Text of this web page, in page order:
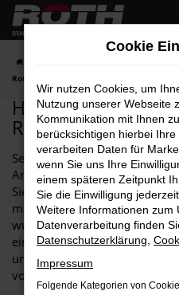
Zum
Hauptinhalt
Roth GmbH – Qualität, die überzeugt
Hyundai
Roth GmbH –
Seit über 90 Jahren ist AR
Ansprechpartner für Hyundai
Sie eine große Auswahl an
maximal ein Jahr alt sind und
wurden. Ein Hyundai
eines fast neuen Autos zu
und das mit der vollen
von Hyundai erwarten.
Cookie
Wir nutzen Cookies, um
Nutzung unserer Webseite
Kommunikation mit Ihnen
berücksichtigen hierbei
verarbeiten Daten für
wenn Sie uns Ihre
einem späteren Zeitpunkt
Sie die Einwilligung
Weitere Informationen zum
Datenverarbeitung finden
Datenschutzerklärung
Impressum
Folgende Kategorien von